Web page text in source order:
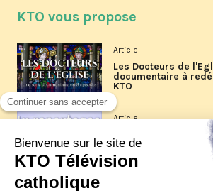
KTO vous propose
Article
Les Docteurs de
documentaire à
KTO
Article
Les reportages d'été